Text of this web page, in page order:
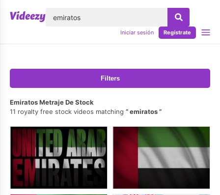
Iniciar sesión Regístrate
Filters
Emiratos Metraje De Stock
11 royalty free stock videos matching
emiratos